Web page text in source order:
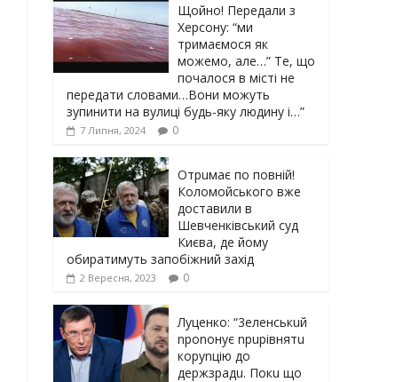
Щойно! Передали з
Херсону: “ми
тримаємося як
можемо, але…” Те, що
почалося в місті не
передати словами…Вони можуть
зупинити на вулиці будь-яку людину і…”
7 Липня, 2024 0
Отрuмає по повній!
Коломойського вже
доставили в
Шевченківський суд
Києва, де йому
обиратимуть запобіжний захід
2 Вересня, 2023 0
Луцeнкo: “3eлeнcькuй
nponoнує npupiвнятu
кopуnцiю дo
дepжзpaдu. Пoкu щo